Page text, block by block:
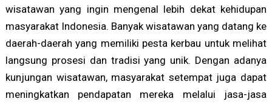
wisatawan yang ingin mengenal lebih dekat kehidupan
masyarakat Indonesia. Banyak wisatawan yang datang ke
daerah-daerah yang memiliki pesta kerbau untuk melihat
langsung prosesi dan tradisi yang unik. Dengan adanya
kunjungan wisatawan, masyarakat setempat juga dapat
meningkatkan pendapatan mereka melalui jasa-jasa